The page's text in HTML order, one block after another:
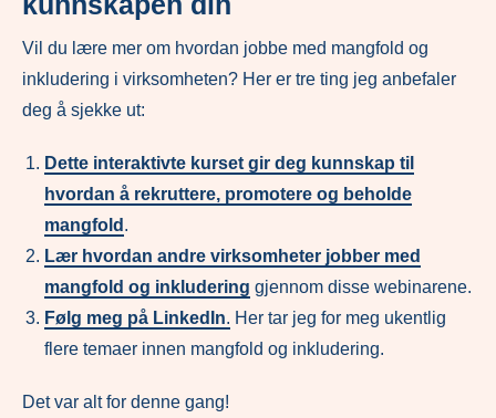
Vil du lære mer om hvordan jobbe med mangfold og
inkludering i virksomheten? Her er tre ting jeg anbefaler
deg å sjekke ut:
Dette interaktivte kurset gir deg kunnskap til
hvordan å rekruttere, promotere og beholde
mangfold .
Lær hvordan andre virksomheter jobber med
mangfold og inkludering gjennom disse webinarene.
Følg meg på LinkedIn. Her tar jeg for meg ukentlig
flere temaer innen mangfold og inkludering.
Det var alt for denne gang!